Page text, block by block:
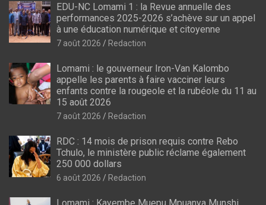
EDU-NC Lomami 1 : la Revue annuelle des
performances 2025-2026 s’achève sur un appel
à une éducation numérique et citoyenne
7 août 2026 Redaction
Lomami : le gouverneur Iron-Van Kalombo
appelle les parents à faire vacciner leurs
enfants contre la rougeole et la rubéole du 11 au
15 août 2026
7 août 2026 Redaction
RDC : 14 mois de prison requis contre Rebo
Tchulo, le ministère public réclame également
250 000 dollars
6 août 2026 Redaction
Lomami : Kayembe Muepu Mpuanya Munshi